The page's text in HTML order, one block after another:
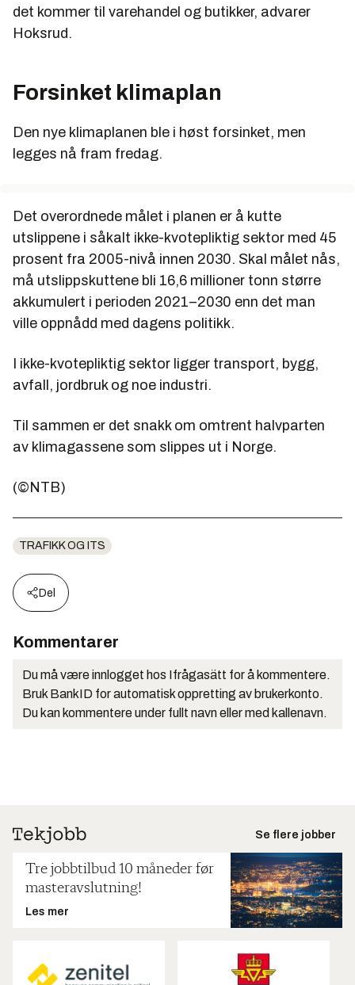
det kommer til varehandel og butikker, advarer
Hoksrud.
Forsinket klimaplan
Den nye klimaplanen ble i høst forsinket, men
legges nå fram fredag.
Det overordnede målet i planen er å kutte
utslippene i såkalt ikke-kvotepliktig sektor med 45
prosent fra 2005-nivå innen 2030. Skal målet nås,
må utslippskuttene bli 16,6 millioner tonn større
akkumulert i perioden 2021–2030 enn det man
ville oppnådd med dagens politikk.
I ikke-kvotepliktig sektor ligger transport, bygg,
avfall, jordbruk og noe industri.
Til sammen er det snakk om omtrent halvparten
av klimagassene som slippes ut i Norge.
(©NTB)
TRAFIKK OG ITS
Del
Kommentarer
Du må være innlogget hos Ifrågasätt for å kommentere.
Bruk BankID for automatisk oppretting av brukerkonto.
Du kan kommentere under fullt navn eller med kallenavn.
Se flere jobber
Tre jobbtilbud 10 måneder før
masteravslutning!
Les mer